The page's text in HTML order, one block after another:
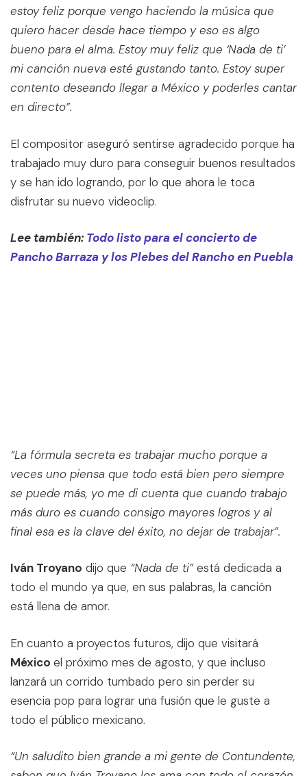
estoy feliz porque vengo haciendo la música que
quiero hacer desde hace tiempo y eso es algo
bueno para el alma. Estoy muy feliz que ‘Nada de ti’
mi canción nueva esté gustando tanto. Estoy super
contento deseando llegar a México y poderles cantar
en directo”.
El compositor aseguró sentirse agradecido porque ha
trabajado muy duro para conseguir buenos resultados
y se han ido logrando, por lo que ahora le toca
disfrutar su nuevo videoclip.
Lee también: Todo listo para el concierto de
Pancho Barraza y los Plebes del Rancho en Puebla
“La fórmula secreta es trabajar mucho porque a
veces uno piensa que todo está bien pero siempre
se puede más, yo me di cuenta que cuando trabajo
más duro es cuando consigo mayores logros y al
final esa es la clave del éxito, no dejar de trabajar”.
Iván Troyano dijo que “Nada de ti”está dedicada a
todo el mundo ya que, en sus palabras, la canción
está llena de amor.
En cuanto a proyectos futuros, dijo que visitará
México el próximo mes de agosto, y que incluso
lanzará un corrido tumbado pero sin perder su
esencia pop para lograr una fusión que le guste a
todo el público mexicano.
“Un saludito bien grande a mi gente de Contundente,